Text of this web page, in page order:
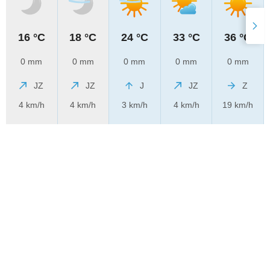
16 °C
0 mm
JZ
4 km/h
18 °C
0 mm
JZ
4 km/h
24 °C
0 mm
J
3 km/h
33 °C
0 mm
JZ
4 km/h
36 °C
0 mm
Z
19 km/h